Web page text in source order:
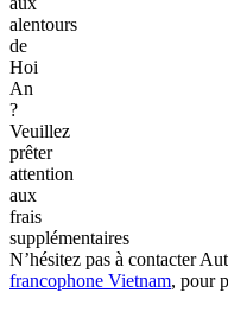
Combien
coûte